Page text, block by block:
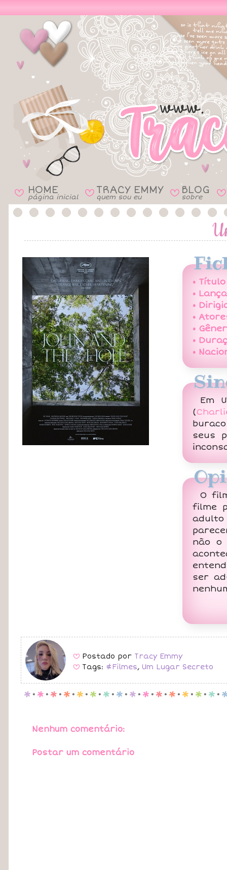
B HOME
página inicial B TRACY EMMY
quem sou eu B BLOG
sobre B
•
•
•
•
•
•
•
Em
(
seus
O
filme
não o
ser
B Postado por Tracy Emmy
B Tags: #Filmes, Um Lugar Secreto
p . p . p . p . p . p . p . p . p . p . p . p . p . p . p .
Nenhum comentário:
Postar um comentário